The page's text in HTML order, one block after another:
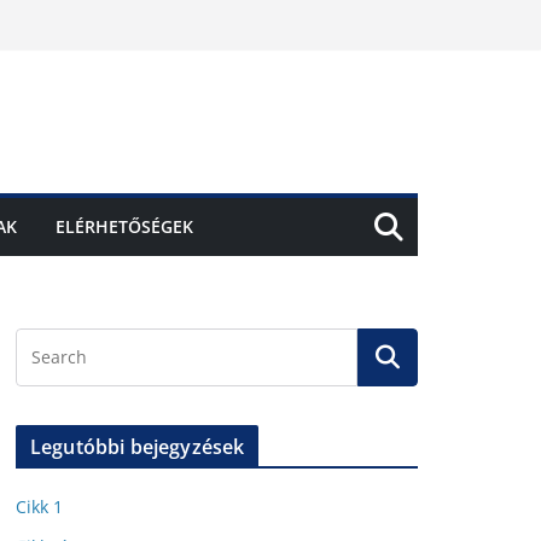
ELÉRHETŐSÉGEK
Legutóbbi bejegyzések
Cikk 1